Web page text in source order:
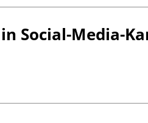
Social-Media-